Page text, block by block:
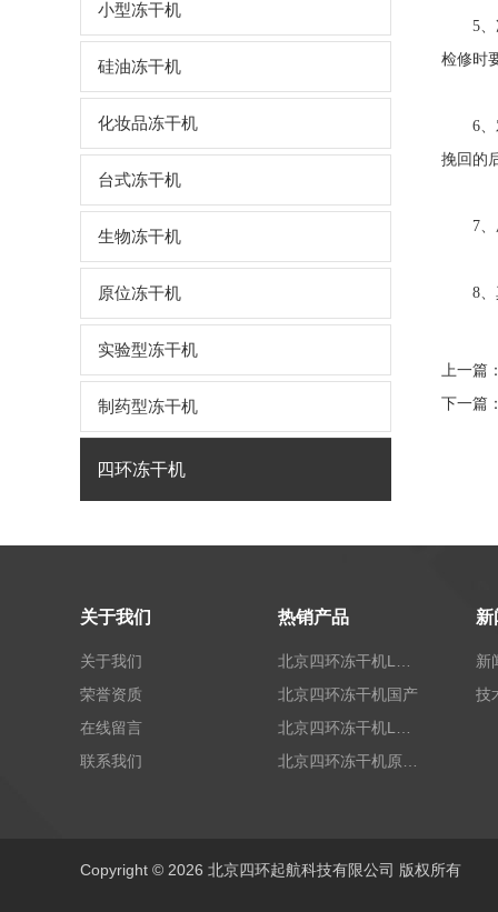
小型冻干机
硅油冻干机
化妆品冻干机
台式冻干机
生物冻干机
原位冻干机
实验型冻干机
制药型冻干机
四环冻干机
5、冻
检修时
6、对
挽回的
7、压
8、真
上一篇
下一篇
关于我们
关于我们
荣誉资质
在线留言
联系我们
热销产品
北京四环冻干机国产
新
新
技
Copyright © 2026 北京四环起航科技有限公司 版权所有